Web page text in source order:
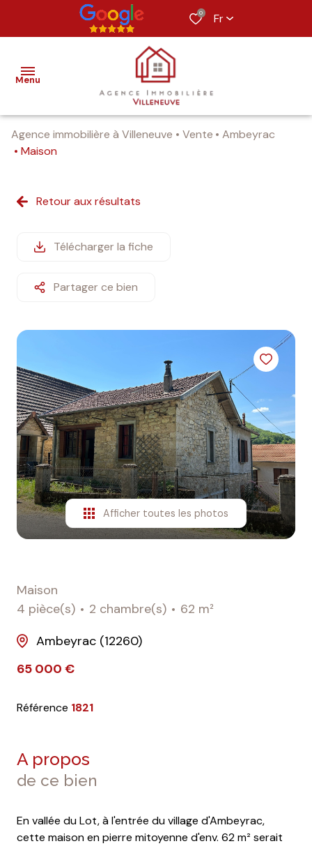
0 Fr
Menu
nos
estimation
e-
Agence immobilière à Villeneuve Vente
Ambeyrac
Maison
Retour aux résultats
Télécharger la fiche
Partager ce bien
Afficher toutes les photos
Maison
4 pièce(s)
2 chambre(s)
62 m²
Ambeyrac (12260)
65 000 €
Référence 1821
A propos
de ce bien
En vallée du Lot, à l'entrée du village d'Ambeyrac,
cette maison en pierre mitoyenne d'env. 62 m² serait